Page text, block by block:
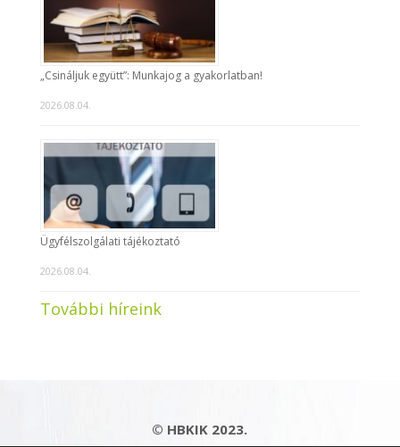
„Csináljuk együtt”: Munkajog a gyakorlatban!
2026.08.04.
Ügyfélszolgálati tájékoztató
2026.08.04.
További híreink
© HBKIK 2023.